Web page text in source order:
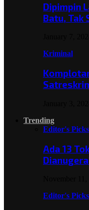
Dipimpin
Batu, Tak
Kriminal
Trending
Editor's Picks
Ada 13
Editor's Picks